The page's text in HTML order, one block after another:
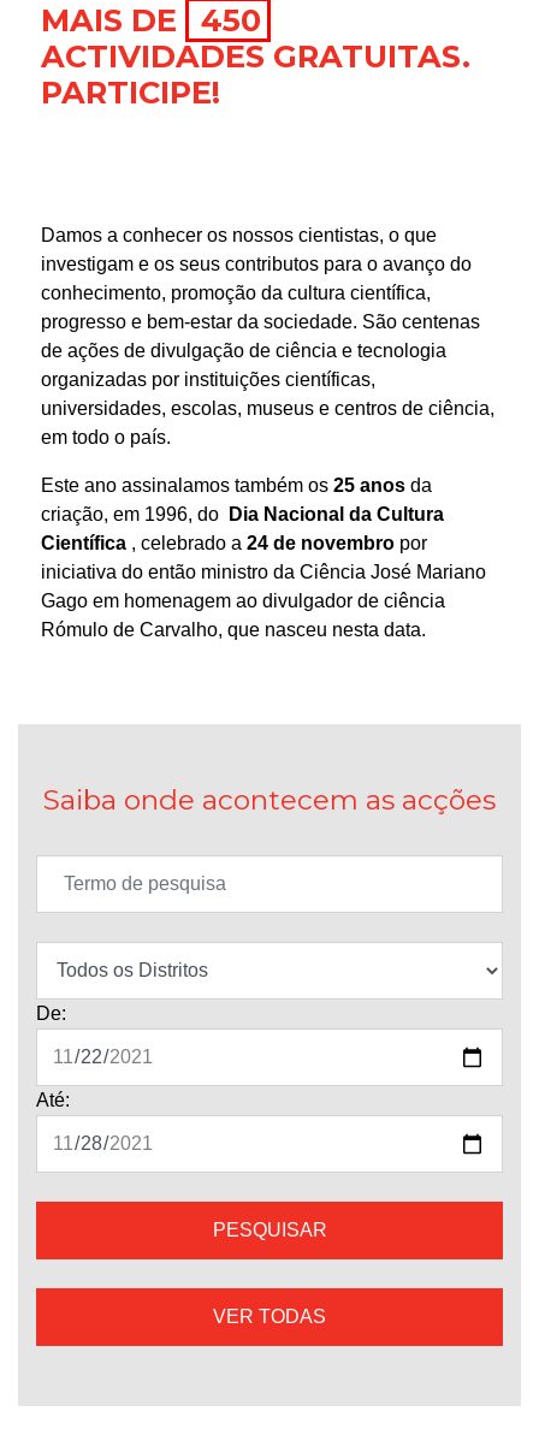
MAIS DE
450
ACTIVIDADES GRATUITAS.
PARTICIPE!
Damos a conhecer os nossos cientistas, o que
investigam e os seus contributos para o avanço do
conhecimento, promoção da cultura científica,
progresso e bem-estar da sociedade. São centenas
de ações de divulgação de ciência e tecnologia
organizadas por instituições científicas,
universidades, escolas, museus e centros de ciência,
em todo o país.
Este ano assinalamos também os 25 anos da
criação, em 1996, do
Dia Nacional da Cultura
Científica , celebrado a 24 de novembro por
iniciativa do então ministro da Ciência José Mariano
Gago em homenagem ao divulgador de ciência
Rómulo de Carvalho, que nasceu nesta data.
Saiba onde acontecem as acções
De:
Até:
VER TODAS